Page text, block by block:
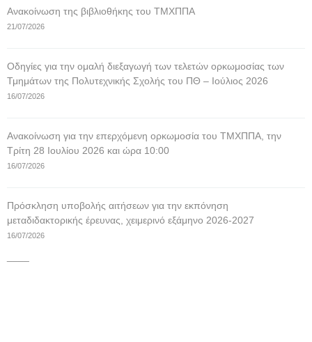
Ανακοίνωση της βιβλιοθήκης του ΤΜΧΠΠΑ
21/07/2026
Οδηγίες για την ομαλή διεξαγωγή των τελετών ορκωμοσίας των
Τμημάτων της Πολυτεχνικής Σχολής του ΠΘ – Ιούλιος 2026
16/07/2026
Ανακοίνωση για την επερχόμενη ορκωμοσία του ΤΜΧΠΠΑ, την
Τρίτη 28 Ιουλίου 2026 και ώρα 10:00
16/07/2026
Πρόσκληση υποβολής αιτήσεων για την εκπόνηση
μεταδιδακτορικής έρευνας, χειμερινό εξάμηνο 2026-2027
16/07/2026